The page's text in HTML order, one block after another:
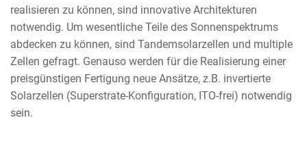
realisieren zu können, sind innovative Architekturen
notwendig. Um wesentliche Teile des Sonnenspektrums
abdecken zu können, sind Tandemsolarzellen und multiple
Zellen gefragt. Genauso werden für die Realisierung einer
preisgünstigen Fertigung neue Ansätze, z.B. invertierte
Solarzellen (Superstrate-Konfiguration, ITO-frei) notwendig
sein.